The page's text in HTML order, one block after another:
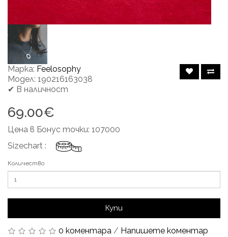
Марка: Feelosophy
Модел: 190216163038
✔ В наличност
69.00€
Цена в Бонус точки: 107000
Sizechart :
Количество
Купи
0 коментара / Напишете коментар